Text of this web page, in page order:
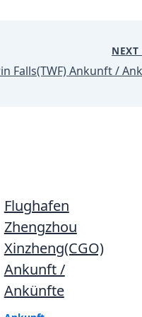
NEXT
Flughafen
Zhengzhou
Xinzheng(CGO)
Ankunft /
Ankünfte